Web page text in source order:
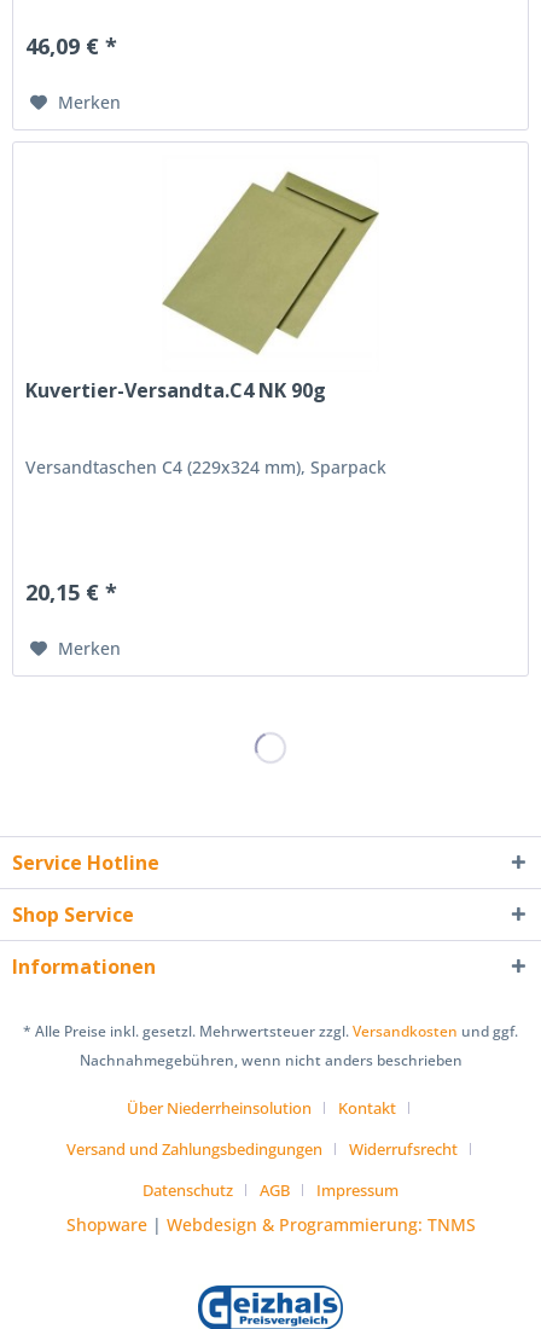
46,09 € *
Merken
Kuvertier-Versandta.C4 NK 90g
Versandtaschen C4 (229x324 mm), Sparpack
20,15 € *
Merken
Service Hotline
Shop Service
Informationen
* Alle Preise inkl. gesetzl. Mehrwertsteuer zzgl.Versandkosten und ggf.
Nachnahmegebühren, wenn nicht anders beschrieben
Über Niederrheinsolution
Kontakt
Versand und Zahlungsbedingungen
Widerrufsrecht
Datenschutz
AGB Impressum
Shopware| Webdesign & Programmierung: TNMS